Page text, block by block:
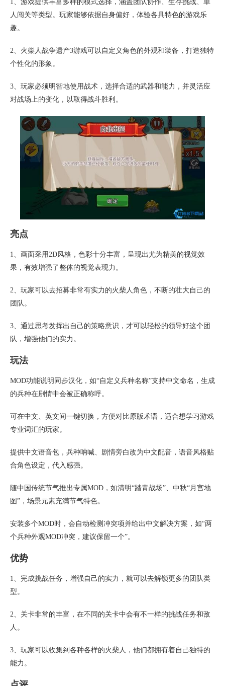
1、游戏提供丰富多样的模式选择，涵盖团队协作、生存挑战、单
人闯关等类型。玩家能够依据自身偏好，体验各具特色的游戏乐
趣。
2、火柴人战争遗产3游戏可以自定义角色的外观和装备，打造独特
个性化的形象。
3、玩家必须明智地使用战术，选择合适的武器和能力，并灵活应
对战场上的变化，以取得战斗胜利。
亮点
1、画面采用2D风格，色彩十分丰富，呈现出尤为精美的视觉效
果，有效增强了整体的视觉表现力。
2、玩家可以去招募非常有实力的火柴人角色，不断的壮大自己的
团队。
3、通过思考发挥出自己的策略意识，才可以轻松的领导好这个团
队，增强他们的实力。
玩法
MOD功能说明同步汉化，如“自定义兵种名称”支持中文命名，生成
的兵种在剧情中会被正确称呼。
可在中文、英文间一键切换，方便对比原版术语，适合想学习游戏
专业词汇的玩家。
提供中文语音包，兵种呐喊、剧情旁白改为中文配音，语音风格贴
合角色设定，代入感强。
随中国传统节气推出专属MOD，如清明“踏青战场”、中秋“月宫地
图”，场景元素充满节气特色。
安装多个MOD时，会自动检测冲突项并给出中文解决方案，如“两
个兵种外观MOD冲突，建议保留一个”。
优势
1、完成挑战任务，增强自己的实力，就可以去解锁更多的团队类
型。
2、关卡非常的丰富，在不同的关卡中会有不一样的挑战任务和敌
人。
3、玩家可以收集到各种各样的火柴人，他们都拥有着自己独特的
能力。